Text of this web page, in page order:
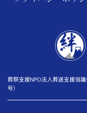
葬祭支援NPO法人葬送支援協
号）